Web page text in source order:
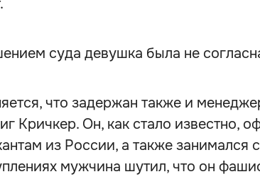
суда девушка была не
что задержан также и
Кричкер. Он, как стало
из России, а также занимался
мужчина шутил, что он